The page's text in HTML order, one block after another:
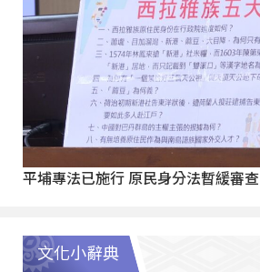
平埔專法已施行 原民身分法暫緩審查
文化小辭典